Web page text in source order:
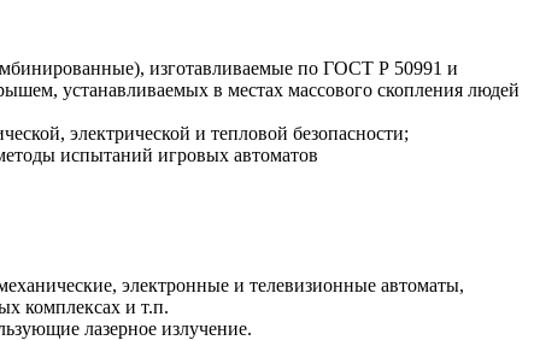
изготавливаемые по ГОСТ Р 50991 и
устанавливаемых в местах массового скопления людей
электрической и тепловой безопасности;
испытаний игровых автоматов
электронные и телевизионные автоматы,
комплексах и т.п.
лазерное излучение.